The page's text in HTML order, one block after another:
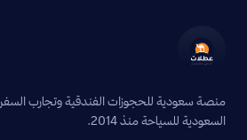
منصة سعودية للحجوزات الفندقية وتجارب
السعودية للسياحة منذ 2014.